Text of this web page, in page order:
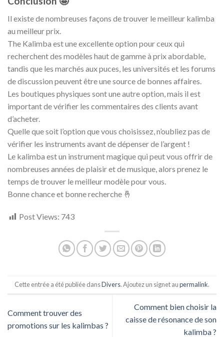
Il existe de nombreuses façons de trouver le meilleur kalimba
au meilleur prix.
The Kalimba est une excellente option pour ceux qui
recherchent des modèles haut de gamme à prix abordable,
tandis que les marchés aux puces, les universités et les forums
de discussion peuvent être une source de bonnes affaires.
Les boutiques physiques sont une autre option, mais il est
important de vérifier les commentaires des clients avant
d’acheter.
Quelle que soit l’option que vous choisissez, n’oubliez pas de
vérifier les instruments avant de dépenser de l’argent !
Le kalimba est un instrument magique qui peut vous offrir de
nombreuses années de plaisir et de musique, alors prenez le
temps de trouver le meilleur modèle pour vous.
Bonne chance et bonne recherche 🤞
Post Views: 743
Cette entrée a été publiée dansDivers. Ajoutez un signet aupermalink.
Comment trouver des
promotions sur les kalimbas ?
Comment bien choisir la
caisse de résonance de son
kalimba ?